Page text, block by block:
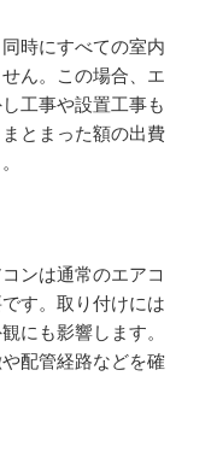
時にすべての室内
ん。この場合、エ
工事や設置工事も
とまった額の出費
ンは通常のエアコ
す。取り付けには
にも影響します。
配管経路などを確